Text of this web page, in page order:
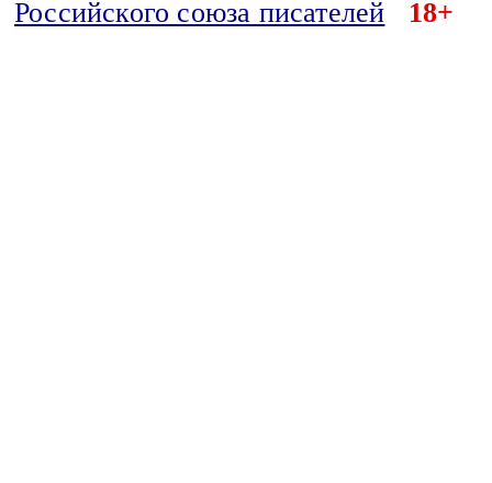
Российского союза писателей 18+